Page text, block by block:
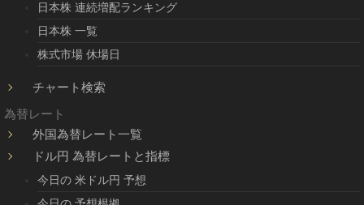
日本株 連続増配ランキング
日本株 一覧
株式市場 休場日
チャート検索
為替レート
外国為替レート一覧
ドル円 為替レートと指標
今日の 米ドル円 予想